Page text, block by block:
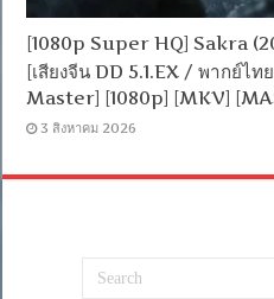
[1080p Super HQ] Sakra
[เสียงจีน DD 5.1.EX / พากย์ไ
Master] [1080p] [MKV]
3 สิงหาคม 2026